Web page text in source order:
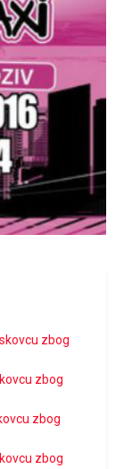
zbog
zbog
zbog
zbog